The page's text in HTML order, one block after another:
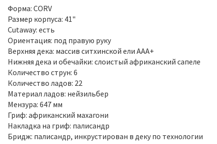
Форма: CORV
Размер корпуса: 41"
Cutaway: есть
Ориентация: под правую руку
Верхняя дека: массив ситхинской ели AAA+
Нижняя дека и обечайки: слоистый африканский сапеле
Количество струн: 6
Количество ладов: 22
Материал ладов: нейзильбер
Мензура: 647 мм
Гриф: африканский махагони
Накладка на гриф: палисандр
Бридж: палисандр, инкрустирован в деку по технологии